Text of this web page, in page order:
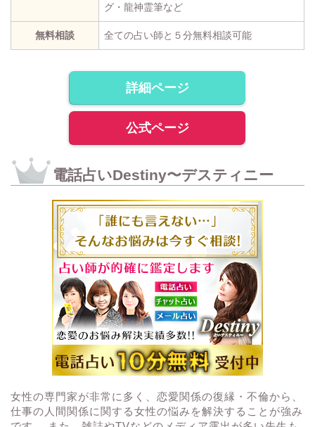
グ・龍神霊筆など
無料相談 全ての占い師と５分無料相談可能
詳細ページ
公式ページ
電話占いDestiny〜デスティニー
女性の専門家が非常に多く、恋愛関係の復縁・不倫から、
仕事の人間関係に関する女性の悩みを解決することが強み